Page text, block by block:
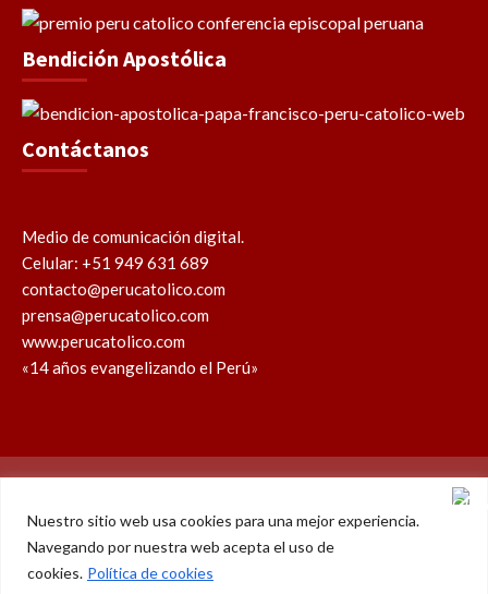
Nuestro sitio web usa cookies para una mejor experiencia.
Navegando por nuestra web acepta el uso de
cookies. Política de cookies
Bendición Apostólica
Contáctanos
Medio de comunicación digital.
Celular: +51 949 631 689
contacto@perucatolico.com
prensa@perucatolico.com
www.perucatolico.com
«14 años evangelizando el Perú»
Política de cookies Política de privacidad
WhatsAppFacebookYoutubeInstagram
X